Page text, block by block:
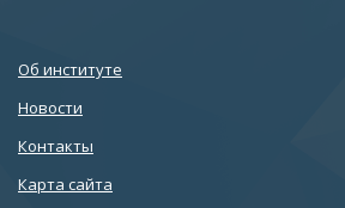
Об институте
Новости
Контакты
Карта сайта